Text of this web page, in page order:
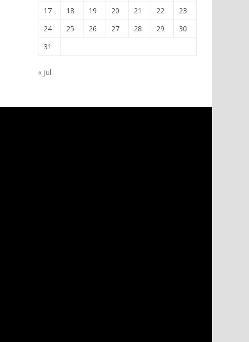
17
18 19 20 21 22
23
24
25 26 27 28 29
30
31
« Jul